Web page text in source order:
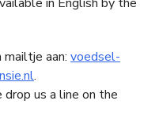
mailtje aan: voedsel-
.
us a line on the